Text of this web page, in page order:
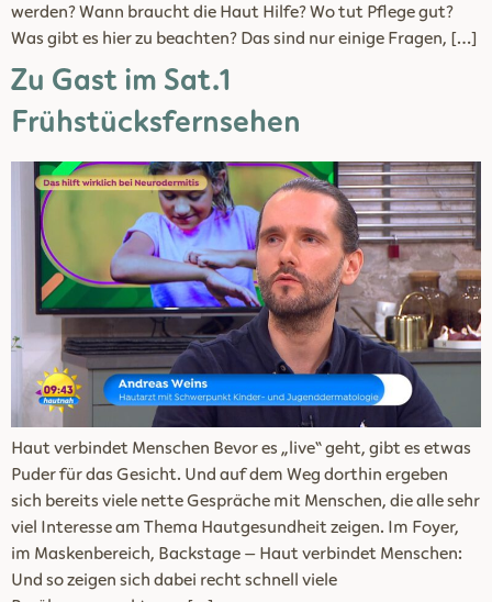
werden? Wann braucht die Haut Hilfe? Wo tut Pflege gut?
Was gibt es hier zu beachten? Das sind nur einige Fragen, […]
Zu Gast im Sat.1
Frühstücksfernsehen
Haut verbindet Menschen Bevor es „live“ geht, gibt es etwas
Puder für das Gesicht. Und auf dem Weg dorthin ergeben
sich bereits viele nette Gespräche mit Menschen, die alle sehr
viel Interesse am Thema Hautgesundheit zeigen. Im Foyer,
im Maskenbereich, Backstage – Haut verbindet Menschen:
Und so zeigen sich dabei recht schnell viele